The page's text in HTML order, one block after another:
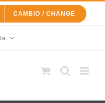
CAMBIO / CHANGE